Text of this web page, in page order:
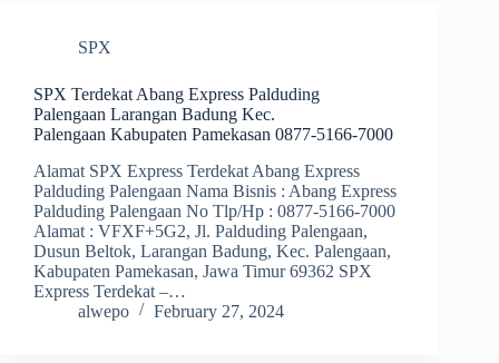
SPX
SPX Terdekat Abang Express Palduding
Palengaan Larangan Badung Kec.
Palengaan Kabupaten Pamekasan 0877-5166-7000
Alamat SPX Express Terdekat Abang Express
Palduding Palengaan Nama Bisnis : Abang Express
Palduding Palengaan No Tlp/Hp : 0877-5166-7000
Alamat : VFXF+5G2, Jl. Palduding Palengaan,
Dusun Beltok, Larangan Badung, Kec. Palengaan,
Kabupaten Pamekasan, Jawa Timur 69362 SPX
Express Terdekat –…
alwepo
February 27, 2024